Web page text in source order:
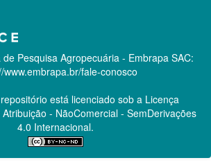
Pesquisa Agropecuária - Embrapa SAC:
www.embrapa.br/fale-conosco
está licenciado sob a Licença
Atribuição - NãoComercial - SemDerivações
4.0 Internacional.